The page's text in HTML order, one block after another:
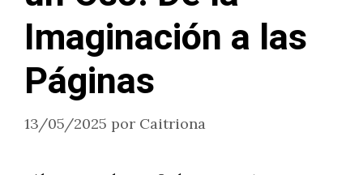
Imaginación a las
Páginas
13/05/2025 por Caitriona